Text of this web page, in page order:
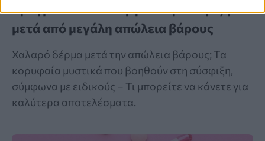
πραγματικά λειτουργεί στη σύσφιξη
μετά από μεγάλη απώλεια βάρους
Χαλαρό δέρμα μετά την απώλεια βάρους; Τα
κορυφαία μυστικά που βοηθούν στη σύσφιξη,
σύμφωνα με ειδικούς – Τι μπορείτε να κάνετε για
καλύτερα αποτελέσματα.